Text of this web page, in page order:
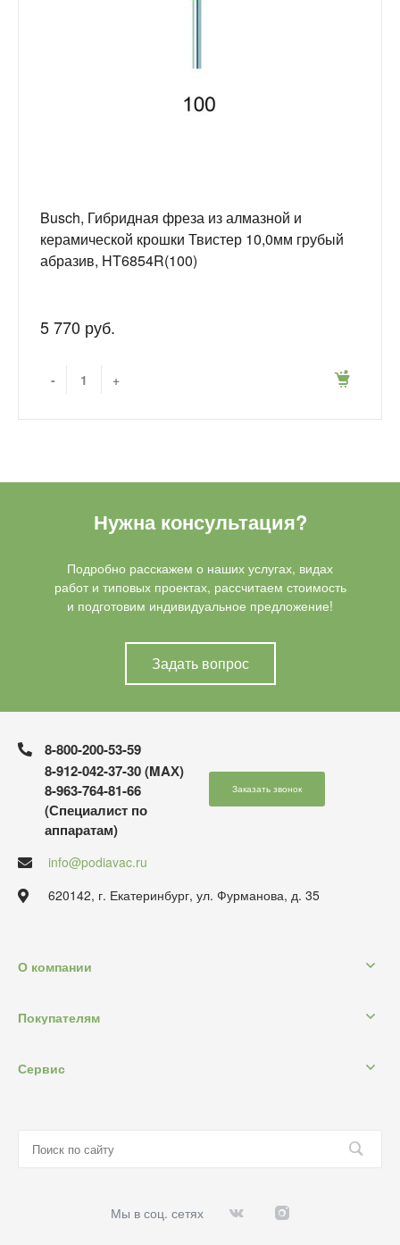
Busch, Гибридная фреза из алмазной и
керамической крошки Твистер 10,0мм грубый
абразив, HT6854R(100)
5 770 руб.
- +
Нужна консультация?
Подробно расскажем о наших услугах, видах
работ и типовых проектах, рассчитаем стоимость
и подготовим индивидуальное предложение!
Задать вопрос
8-800-200-53-59
8-912-042-37-30 (MAХ)
8-963-764-81-66
(Специалист по
аппаратам)
Заказать звонок
info@podiavac.ru
620142, г. Екатеринбург, ул. Фурманова, д. 35
О компании
Покупателям
Сервис
Мы в соц. сетях